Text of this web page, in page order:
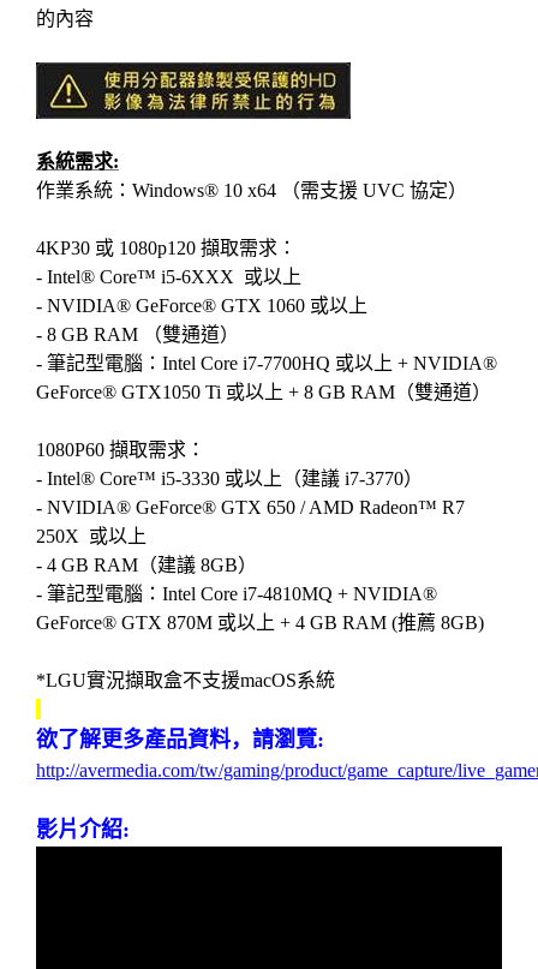
的內容
系統需求:
作業系統： Windows® 10 x64 （需支援 UVC 協定）
4KP30 或 1080p120 擷取需求：
- Intel® Core™ i5-6XXX 或以上
- NVIDIA® GeForce® GTX 1060 或以上
- 8 GB RAM
（雙通道）
- 筆記型電腦： Intel Core i7-7700HQ 或以上 + NVIDIA®
GeForce® GTX1050 Ti 或以上 + 8 GB RAM （雙通道）
1080P60 擷取需求：
- Intel® Core™ i5-3330 或以上（建議 i7-3770）
- NVIDIA® GeForce® GTX 650 / AMD Radeon™ R7
250X 或以上
- 4 GB RAM （建議 8GB）
- 筆記型電腦： Intel Core i7-4810MQ + NVIDIA®
GeForce® GTX 870M 或以上 + 4 GB RAM (推薦 8GB)
*LGU實況擷取盒不支援macOS系統
欲了解更多產品資料，請瀏覽:
http://avermedia.com/tw/gaming/product/game_capture/
影片介紹: